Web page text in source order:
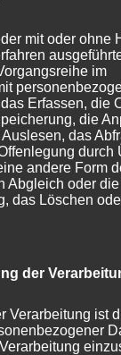
auf YouTube
mit oder ohne
im
Erfassen, die
die
das
durch
andere Form
Abgleich oder
das Löschen
der
Verarbeitung ist